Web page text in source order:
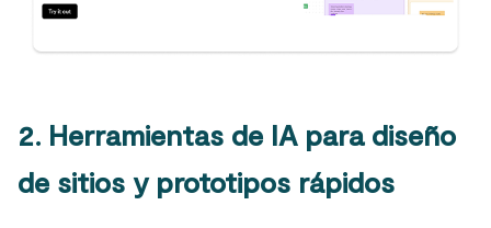
2. Herramientas de IA para diseño
de sitios y prototipos rápidos